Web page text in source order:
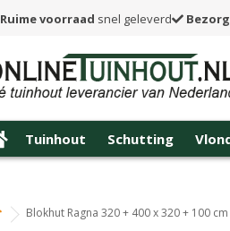
Ruime voorraad snel geleverd
Tuinhout Schutting
Blokhut Ragna 320 + 400 x 320 + 100